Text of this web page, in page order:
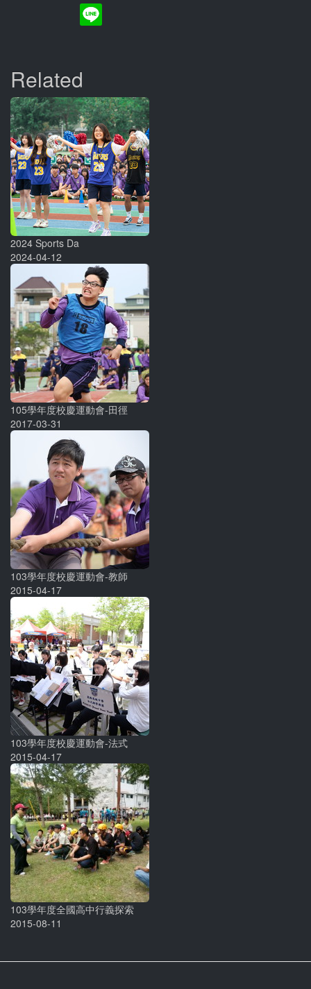
Related
2024 Sports Da
2024-04-12
105學年度校慶運動會-田徑
2017-03-31
103學年度校慶運動會-教師
2015-04-17
103學年度校慶運動會-法式
2015-04-17
103學年度全國高中行義探索
2015-08-11